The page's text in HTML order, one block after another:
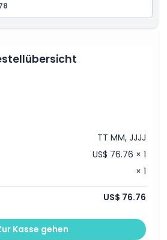
Bereiche und Unterhaltung
TT MM, JJJJ
US$ 76.76 × 1
× 1
US$ 76.76
Kasse gehen